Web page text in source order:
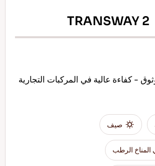
TRANSWAY 2
- كفاءة عالية في المركبات التجارية
صيف
المناخ الرطب